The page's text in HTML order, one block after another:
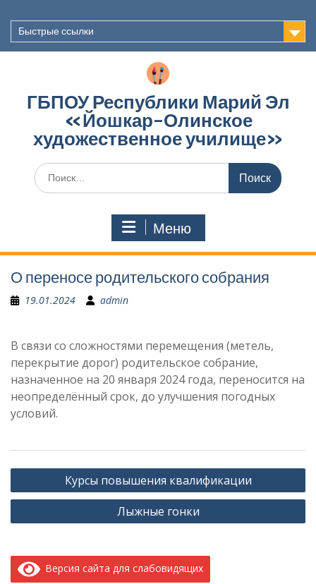
содержимому
Быстрые ссылки
ГБПОУ Республики Марий Эл
«Йошкар-Олинское
художественное училище»
Поиск
по:
Меню
О переносе родительского собрания
19.01.2024 admin
В связи со сложностями перемещения (метель,
перекрытие дорог) родительское собрание,
назначенное на 20 января 2024 года, переносится на
неопределённый срок, до улучшения погодных
условий.
Навигация
по
Курсы повышения квалификации
Лыжные гонки
Версия сайта для слабовидящих